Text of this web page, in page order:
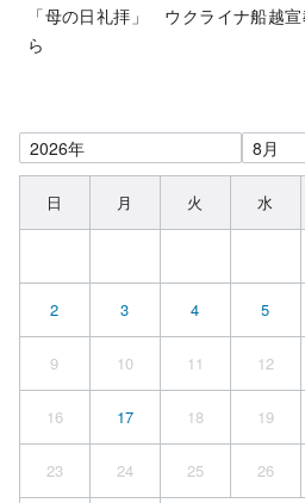
「母の日礼拝」 ウクライナ船越宣
ら
日 月 火 水
2 3 4 5
9 10 11 12
16 17 18 19
23 24 25 26